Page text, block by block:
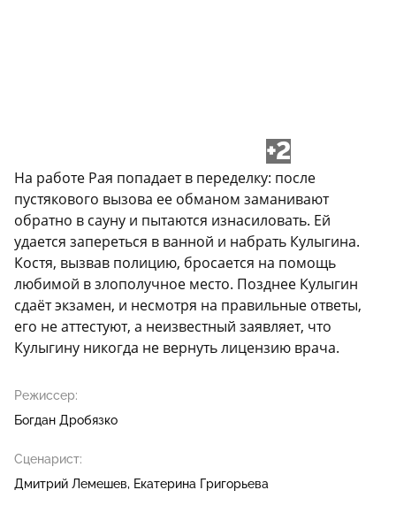
+2
На работе Рая попадает в переделку: после
пустякового вызова ее обманом заманивают
обратно в сауну и пытаются изнасиловать. Ей
удается запереться в ванной и набрать Кулыгина.
Костя, вызвав полицию, бросается на помощь
любимой в злополучное место. Позднее Кулыгин
сдаёт экзамен, и несмотря на правильные ответы,
его не аттестуют, а неизвестный заявляет, что
Кулыгину никогда не вернуть лицензию врача.
Режиссер:
Богдан Дробязко
Сценарист:
Дмитрий Лемешев
Екатерина Григорьева